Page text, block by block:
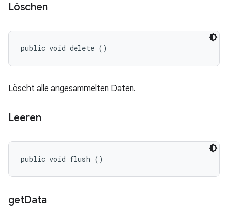
Löschen
public void delete ()
Löscht alle angesammelten Daten.
Leeren
public void flush ()
getData